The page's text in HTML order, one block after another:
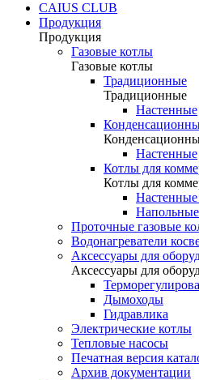
CAIUS CLUB
Продукция
Продукция
Газовые котлы
Газовые котлы
Традиционные
Традиционные
Настенные
Настенные
Котлы для
Котлы для
Проточные газовые
Водонагреватели
Аксессуары для
Аксессуары для
Дымоходы
Гидравлика
Электрические котлы
Тепловые насосы
Печатная версия
Архив документации